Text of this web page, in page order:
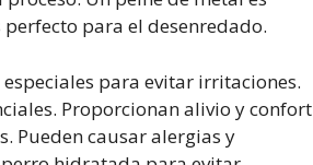
para el desenredado.
para evitar irritaciones.
Proporcionan alivio y confort
Pueden causar alergias y